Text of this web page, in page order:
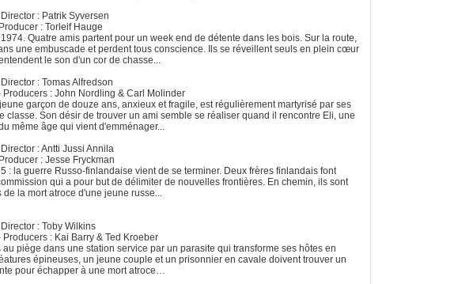
: Patrik Syversen
: Torleif Hauge
Quatre amis partent pour un week end de détente dans les bois. Sur la route,
une embuscade et perdent tous conscience. Ils se réveillent seuls en plein cœur
le son d'un cor de chasse...
: Tomas Alfredson
Producers : John Nordling & Carl Molinder
garçon de douze ans, anxieux et fragile, est régulièrement martyrisé par ses
classe. Son désir de trouver un ami semble se réaliser quand il rencontre Eli, une
même âge qui vient d'emménager...
: Antti Jussi Annila
: Jesse Fryckman
: la guerre Russo-finlandaise vient de se terminer. Deux frères finlandais font
qui a pour but de délimiter de nouvelles frontières. En chemin, ils sont
de la mort atroce d'une jeune russe...
: Toby Wilkins
Producers : Kai Barry & Ted Kroeber
au piège dans une station service par un parasite qui transforme ses hôtes en
épineuses, un jeune couple et un prisonnier en cavale doivent trouver un
pour échapper à une mort atroce…